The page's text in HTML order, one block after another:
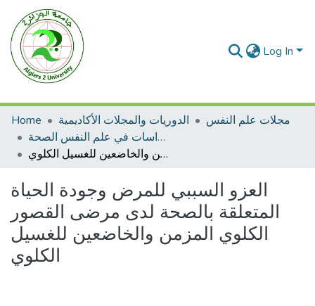
Log In
Home الدوريات والمجلات الأكاديمية
مجلات علم النفس
مجلة دراسات في علم النفس الصحة
العزو السببي للمرض وجودة الحياة المتعلقة بالصحة لدى مرضى القصور الكلوي المزمن والخاضعين للغسيل الكلوي
العزو السببي للمرض وجودة الحياة
المتعلقة بالصحة لدى مرضى القصور
الكلوي المزمن والخاضعين للغسيل
الكلوي